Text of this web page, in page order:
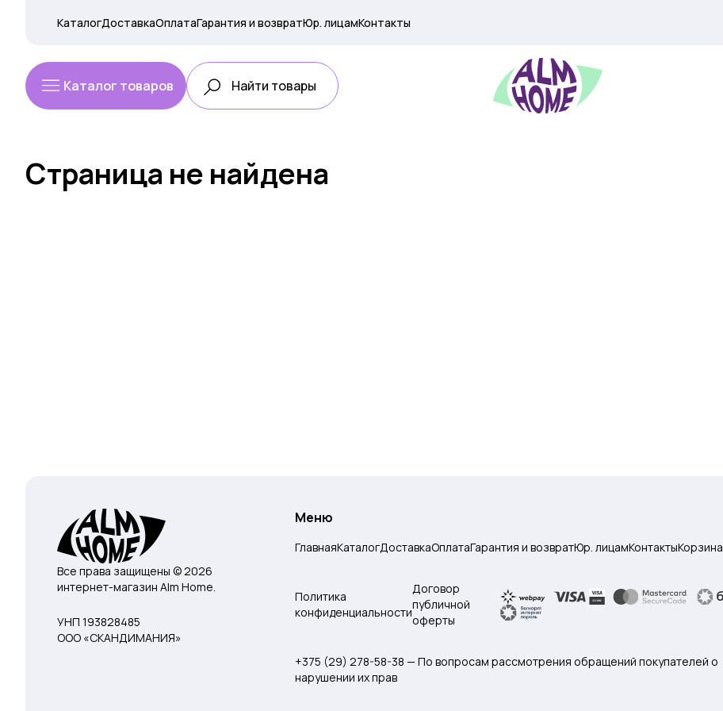
КаталогДоставкаОплатаГарантия и возвратЮр. лицамКонтакты
Каталог товаров
Страница не найдена
Все права защищены © 2026
интернет-магазин Alm Home.
УНП 193828485
ООО «СКАНДИМАНИЯ»
Меню
ГлавнаяКаталогДоставкаОплатаГарантия и возвратЮр. лицамКонтактыКорзина
Политика
конфиденциальности
Договор
публичной
оферты
+375 (29) 278-58-38 — По вопросам рассмотрения обращений покупателей о
нарушении их прав